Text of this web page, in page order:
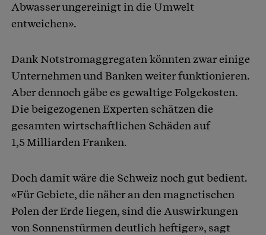
Abwasser ungereinigt in die Umwelt
entweichen».
Dank Notstromaggregaten könnten zwar einige
Unternehmen und Banken weiter funktionieren.
Aber dennoch gäbe es gewaltige Folgekosten.
Die beigezogenen Experten schätzen die
gesamten wirtschaftlichen Schäden auf
1,5 Milliarden Franken.
Doch damit wäre die Schweiz noch gut bedient.
«Für Gebiete, die näher an den magnetischen
Polen der Erde liegen, sind die Auswirkungen
von Sonnenstürmen deutlich heftiger», sagt